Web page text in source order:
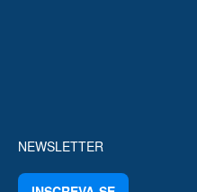
NEWSLETTER